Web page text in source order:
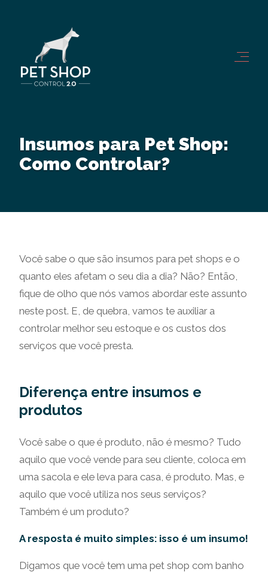
Insumos para Pet Shop:
Como Controlar?
Você sabe o que são insumos para pet shops e o
quanto eles afetam o seu dia a dia? Não? Então,
fique de olho que nós vamos abordar este assunto
neste post. E, de quebra, vamos te auxiliar a
controlar melhor seu estoque e os custos dos
serviços que você presta.
Diferença entre insumos e
produtos
Você sabe o que é produto, não é mesmo? Tudo
aquilo que você vende para seu cliente, coloca em
uma sacola e ele leva para casa, é produto. Mas, e
aquilo que você utiliza nos seus serviços?
Também é um produto?
A resposta é muito simples: isso é um insumo!
Digamos que você tem uma pet shop com banho